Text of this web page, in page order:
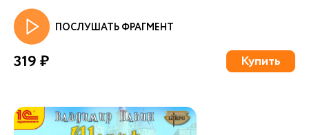
ПОСЛУШАТЬ ФРАГМЕНТ
319 ₽ Купить